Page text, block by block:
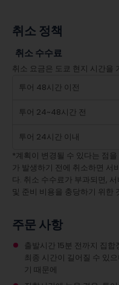
취소 정책
취소 수수료
취소 요금은 도쿄 현지 시간을
투어 48시간 이전
투어 24~48시간 전
투어 24시간 이내
*계획이 변경될 수 있다는 점
가 발생하기 전에 취소하면 서
다. 취소 수수료가 부과되면,
및 준비 비용을 충당하기 위한
주문 사항
출발시간 15분 전까지 집
최종 시간이 길어질 수 있
기 때문에